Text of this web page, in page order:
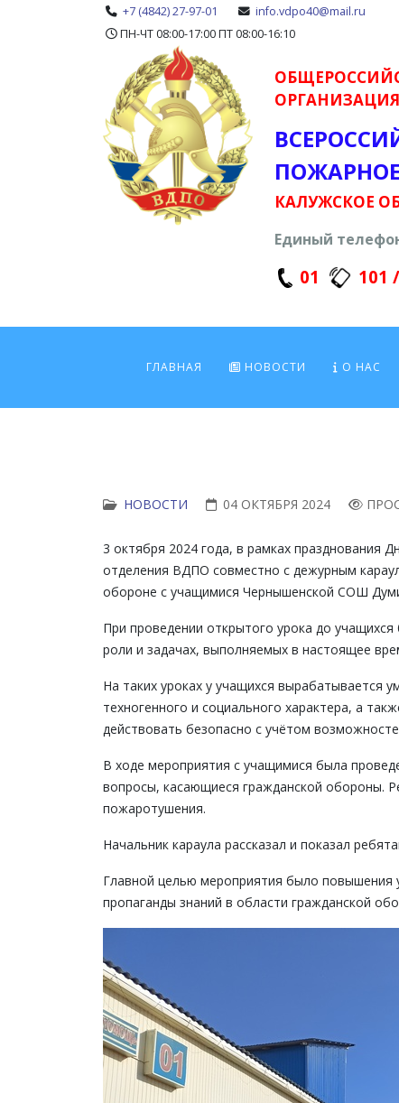
+7 (4842) 27-97-01
info.vdpo40@mail.ru
ПН-ЧТ 08:00-17:00 ПТ 08:00-16:10
ОРГАНИЗАЦИЯ
КАЛУЖСКОЕ
Единый
01 101
ГЛАВНАЯ НОВОСТИ О НАС
НОВОСТИ 04 ОКТЯБРЯ 2024
3 октября 2024 года, в рамках празднования
отделения ВДПО совместно с дежурным
обороне с учащимися Чернышенской СОШ
При проведении открытого урока до
роли и задачах, выполняемых в настоящее
На таких уроках у учащихся вырабатывается
техногенного и социального характера, а
действовать безопасно с учётом
В ходе мероприятия с учащимися была
вопросы, касающиеся гражданской обороны.
пожаротушения.
Начальник караула рассказал и показал
Главной целью мероприятия было повышения
пропаганды знаний в области гражданской